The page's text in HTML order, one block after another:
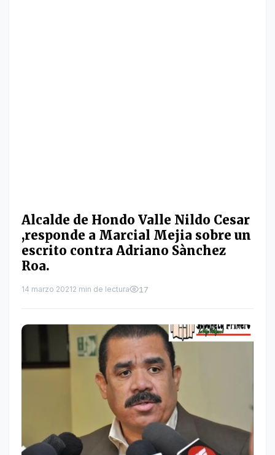
Alcalde de Hondo Valle Nildo Cesar
,responde a Marcial Mejia sobre un
escrito contra Adriano Sànchez
Roa.
14 marzo 20212 min de lectura 17